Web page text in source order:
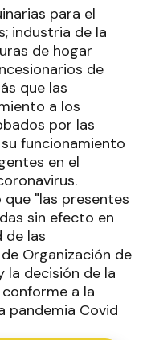
para el
industria de la
de hogar
de
que las
a los
por las
funcionamiento
en el
"las presentes
sin efecto en
las
Organización de
la decisión de la
a la
pandemia Covid